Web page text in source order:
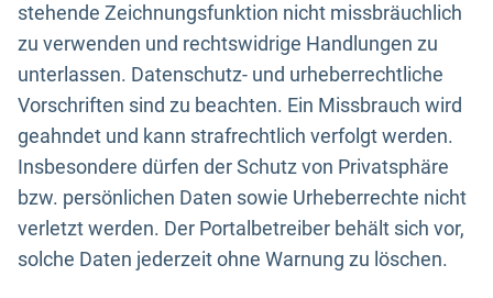
stehende Zeichnungsfunktion nicht missbräuchlich
zu verwenden und rechtswidrige Handlungen zu
unterlassen. Datenschutz- und urheberrechtliche
Vorschriften sind zu beachten. Ein Missbrauch wird
geahndet und kann strafrechtlich verfolgt werden.
Insbesondere dürfen der Schutz von Privatsphäre
bzw. persönlichen Daten sowie Urheberrechte nicht
verletzt werden. Der Portalbetreiber behält sich vor,
solche Daten jederzeit ohne Warnung zu löschen.